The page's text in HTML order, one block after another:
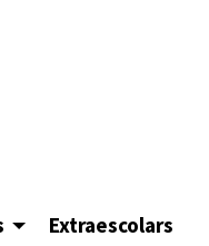
Extraescolars